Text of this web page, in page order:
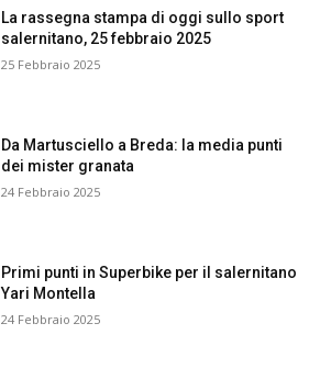
La rassegna stampa di oggi sullo sport
salernitano, 25 febbraio 2025
25 Febbraio 2025
Da Martusciello a Breda: la media punti
dei mister granata
24 Febbraio 2025
Primi punti in Superbike per il salernitano
Yari Montella
24 Febbraio 2025